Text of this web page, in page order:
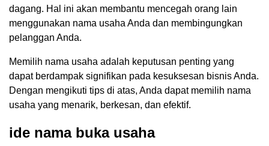
dagang. Hal ini akan membantu mencegah orang lain
menggunakan nama usaha Anda dan membingungkan
pelanggan Anda.
Memilih nama usaha adalah keputusan penting yang
dapat berdampak signifikan pada kesuksesan bisnis Anda.
Dengan mengikuti tips di atas, Anda dapat memilih nama
usaha yang menarik, berkesan, dan efektif.
ide nama buka usaha